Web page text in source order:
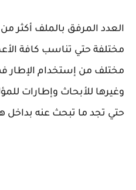
مختلفة حتي تناسب كافة
مختلف من إستخدام الإطار
وغيرها للأبحاث وإطارات
حتي تجد ما تبحث عنه بداخل